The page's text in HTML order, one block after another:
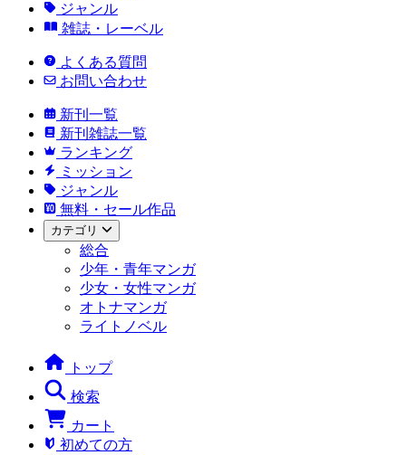
ジャンル
雑誌・レーベル
よくある質問
お問い合わせ
新刊一覧
新刊雑誌一覧
ランキング
ミッション
ジャンル
無料・セール作品
カテゴリ
総合
少年・青年マンガ
少女・女性マンガ
オトナマンガ
ライトノベル
トップ
検索
カート
初めての方